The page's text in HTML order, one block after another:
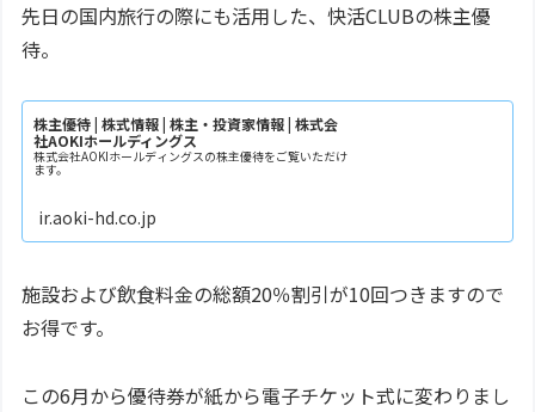
先日の国内旅行の際にも活用した、快活CLUBの株主優
待。
株主優待 | 株式情報 | 株主・投資家情報 | 株式会
社AOKIホールディングス
株式会社AOKIホールディングスの株主優待をご覧いただけ
ます。
ir.aoki-hd.co.jp
施設および飲食料金の総額20％割引が10回つきますので
お得です。
この6月から優待券が紙から電子チケット式に変わりまし